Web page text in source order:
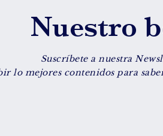
Nuestro
Suscríbete a nuestra
lo mejores contenidos para